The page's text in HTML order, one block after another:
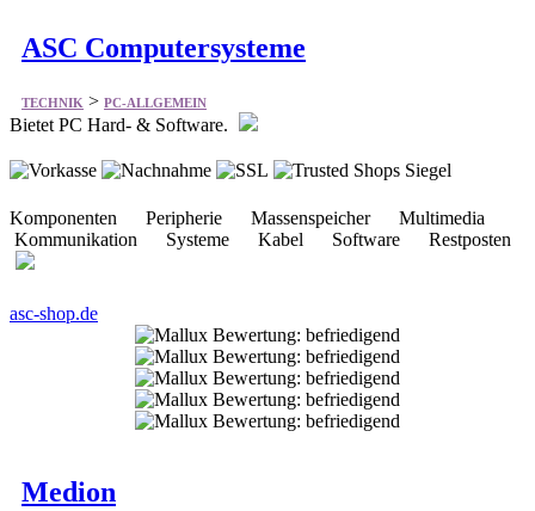
ASC Computersysteme
TECHNIK > PC-ALLGEMEIN
Bietet PC Hard- & Software.
Komponenten Peripherie Massenspeicher Multimedia
Kommunikation Systeme Kabel Software Restposten
asc-shop.de
Medion